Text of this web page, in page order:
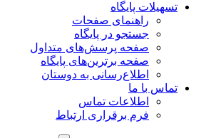
تسهیلات پایگاه
راهنمای صفحات
جستجو در پایگاه
صفحه پرسش‌های متداول
صفحه برترین‌های پایگاه
اطلاع‌رسانی به دوستان
تماس با ما
اطلاعات تماس
فرم برقراری ارتباط